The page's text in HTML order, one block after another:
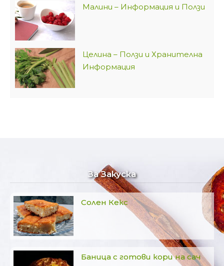
Малини – Информация и Ползи
Целина – Ползи и Хранителна
Информация
За Закуска
Солен Кекс
Баница с готови кори на сач